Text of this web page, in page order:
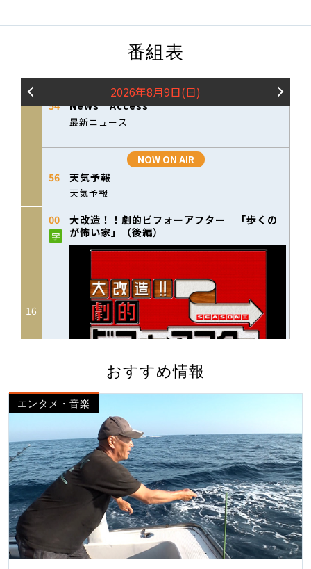
番組表
おすすめ情報
エンタメ・音楽